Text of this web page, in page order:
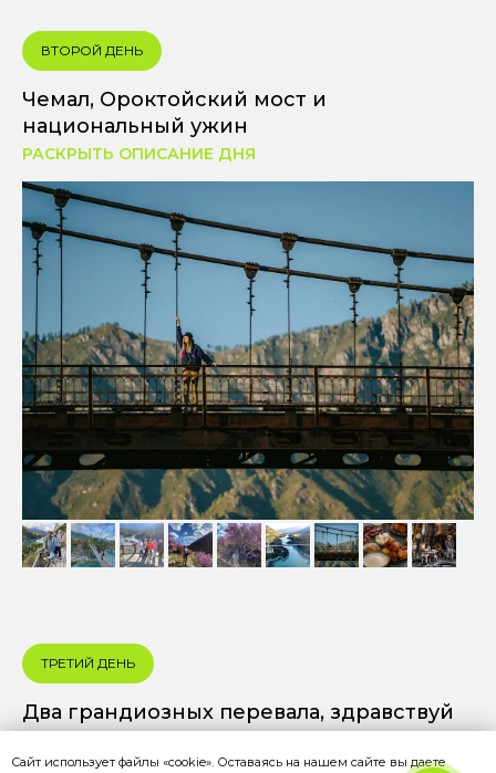
ВТОРОЙ ДЕНЬ
Чемал, Ороктойский мост и
национальный ужин
РАСКРЫТЬ ОПИСАНИЕ ДНЯ
ТРЕТИЙ ДЕНЬ
Два грандиозных перевала, здравствуй
горы!
РАСКРЫТЬ ОПИСАНИЕ ДНЯ
Сайт использует файлы «cookie». Оставаясь на нашем сайте вы даете